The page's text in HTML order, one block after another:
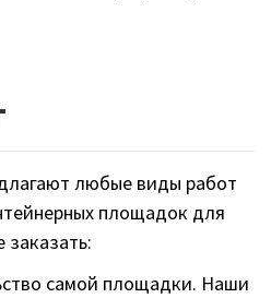
любые виды работ
площадок для
заказать:
самой площадки. Наши